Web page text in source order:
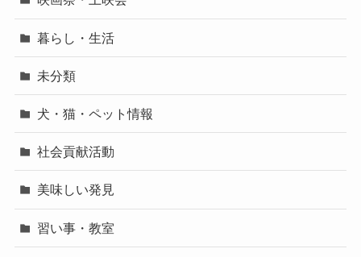
暮らし・生活
未分類
犬・猫・ペット情報
社会貢献活動
美味しい発見
習い事・教室